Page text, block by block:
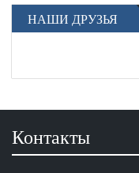
НАШИ ДРУЗЬЯ
Контакты